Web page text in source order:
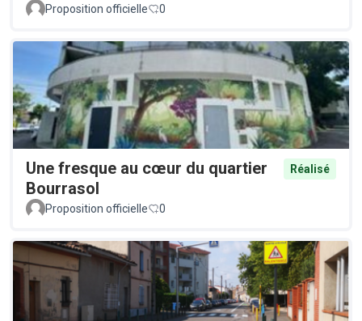
Proposition officielle 0
Une fresque au cœur du quartier
Bourrasol
Réalisé
Proposition officielle 0